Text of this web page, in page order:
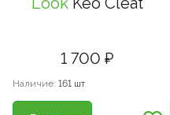
1 700 ₽
Наличие: 161 шт